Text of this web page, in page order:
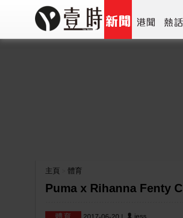
主頁 體育
Puma x Rihanna Fenty
jess